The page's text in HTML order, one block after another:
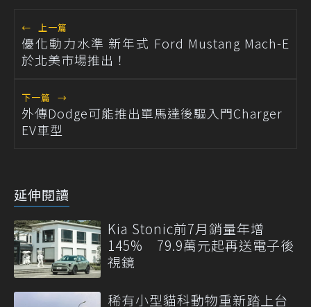
← 上一篇
優化動力水準 新年式 Ford Mustang Mach-E
於北美市場推出！
下一篇 →
外傳Dodge可能推出單馬達後驅入門Charger
EV車型
延伸閱讀
Kia Stonic前7月銷量年增
145% 79.9萬元起再送電子後
視鏡
稀有小型貓科動物重新踏上台